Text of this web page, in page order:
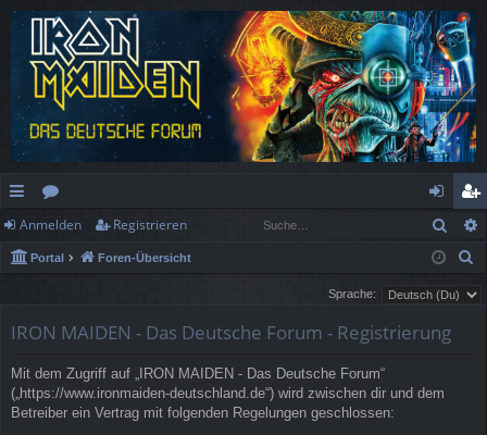
ch
ne
ug
rif
f
or
en
n
m
el
de
eg
ist
rie
Anmelden Registrieren
Portal Foren-Übersicht
Sprache:
IRON MAIDEN - Das Deutsche Forum - Registrierung
Mit dem Zugriff auf „IRON MAIDEN - Das Deutsche Forum“
(„https://www.ironmaiden-deutschland.de“) wird zwischen dir und dem
Betreiber ein Vertrag mit folgenden Regelungen geschlossen: